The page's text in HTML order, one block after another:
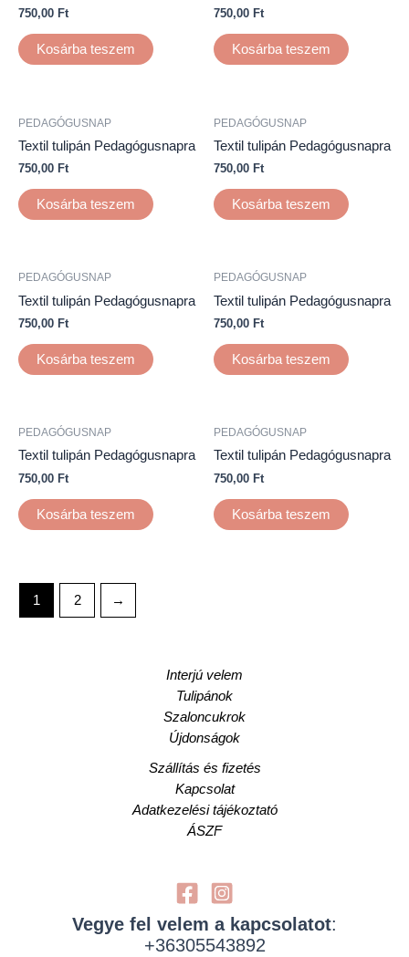
750,00 Ft
Kosárba teszem
750,00 Ft
Kosárba teszem
PEDAGÓGUSNAP
Textil tulipán Pedagógusnapra
750,00 Ft
Kosárba teszem
PEDAGÓGUSNAP
Textil tulipán Pedagógusnapra
750,00 Ft
Kosárba teszem
PEDAGÓGUSNAP
Textil tulipán Pedagógusnapra
750,00 Ft
Kosárba teszem
PEDAGÓGUSNAP
Textil tulipán Pedagógusnapra
750,00 Ft
Kosárba teszem
PEDAGÓGUSNAP
Textil tulipán Pedagógusnapra
750,00 Ft
Kosárba teszem
PEDAGÓGUSNAP
Textil tulipán Pedagógusnapra
750,00 Ft
Kosárba teszem
1 2 →
Interjú velem
Tulipánok
Szaloncukrok
Újdonságok
Szállítás és fizetés
Kapcsolat
Adatkezelési tájékoztató
ÁSZF
Vegye fel velem a kapcsolatot:
+36305543892